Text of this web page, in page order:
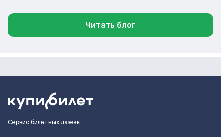
Читать блог
Сервис билетных лазеек